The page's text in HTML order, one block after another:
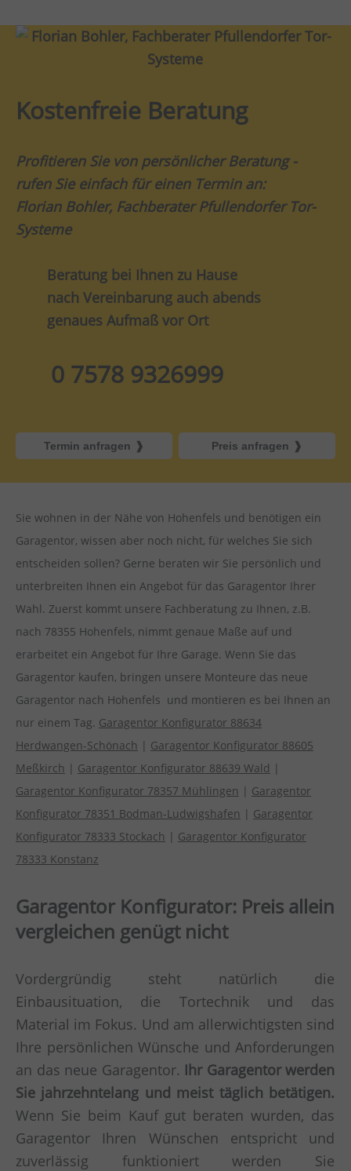
Kostenfreie Beratung
Profitieren Sie von persönlicher Beratung -
rufen Sie einfach für einen Termin an:
Florian Bohler, Fachberater Pfullendorfer Tor-
Systeme
Beratung bei Ihnen zu Hause
nach Vereinbarung auch abends
genaues Aufmaß vor Ort
0 7578 9326999
Termin anfragen Preis anfragen
Sie wohnen in der Nähe von Hohenfels und benötigen ein
Garagentor, wissen aber noch nicht, für welches Sie sich
entscheiden sollen? Gerne beraten wir Sie persönlich und
unterbreiten Ihnen ein Angebot für das Garagentor Ihrer
Wahl. Zuerst kommt unsere Fachberatung zu Ihnen, z.B.
nach 78355 Hohenfels, nimmt genaue Maße auf und
erarbeitet ein Angebot für Ihre Garage. Wenn Sie das
Garagentor kaufen, bringen unsere Monteure das neue
Garagentor nach Hohenfels und montieren es bei Ihnen an
nur einem Tag. Garagentor Konfigurator 88634
Herdwangen-Schönach | Garagentor Konfigurator 88605
Meßkirch | Garagentor Konfigurator 88639 Wald |
Garagentor Konfigurator 78357 Mühlingen | Garagentor
Konfigurator 78351 Bodman-Ludwigshafen | Garagentor
Konfigurator 78333 Stockach | Garagentor Konfigurator
78333 Konstanz
Garagentor Konfigurator: Preis allein
vergleichen genügt nicht
Vordergründig steht natürlich die
Einbausituation, die Tortechnik und das
Material im Fokus. Und am allerwichtigsten sind
Ihre persönlichen Wünsche und Anforderungen
an das neue Garagentor. Ihr Garagentor werden
Sie jahrzehntelang und meist täglich betätigen.
Wenn Sie beim Kauf gut beraten wurden, das
Garagentor Ihren Wünschen entspricht und
zuverlässig funktioniert werden Sie